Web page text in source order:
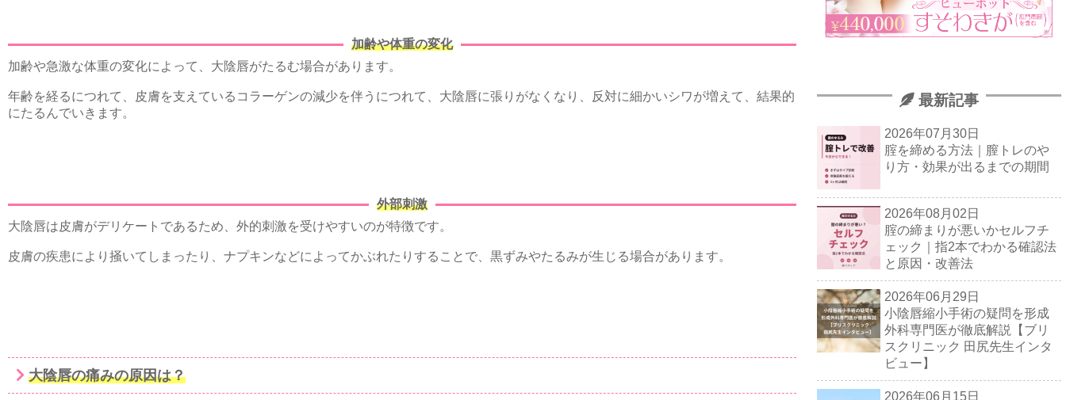
加齢や体重の変化
加齢や急激な体重の変化によって、大陰唇がたるむ場合があります。
年齢を経るにつれて、皮膚を支えているコラーゲンの減少を伴うにつれて、大陰唇に張りがなくなり、反対に細かいシワが増えて、結果的
にたるんでいきます。
外部刺激
大陰唇は皮膚がデリケートであるため、外的刺激を受けやすいのが特徴です。
皮膚の疾患により掻いてしまったり、ナプキンなどによってかぶれたりすることで、黒ずみやたるみが生じる場合があります。
大陰唇の痛みの原因は？
最新記事
2026年07月30日
腟を締める方法｜膣トレのや
り方・効果が出るまでの期間
2026年08月02日
腟の締まりが悪いかセルフチ
ェック｜指2本でわかる確認法
と原因・改善法
2026年06月29日
小陰唇縮小手術の疑問を形成
外科専門医が徹底解説【ブリ
スクリニック 田尻先生インタ
ビュー】
2026年06月15日